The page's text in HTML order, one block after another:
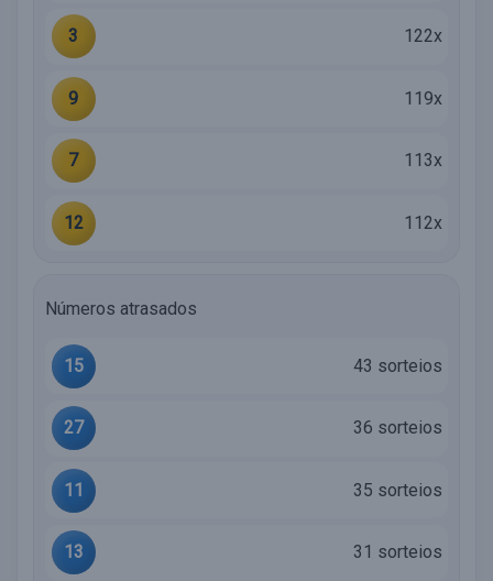
3 122x
9 119x
7 113x
12 112x
Números atrasados
15 43 sorteios
27 36 sorteios
11 35 sorteios
13 31 sorteios